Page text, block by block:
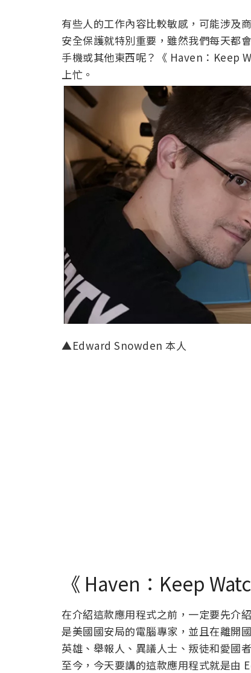
有些人的工作內容比較敏感，可能涉及
安全保護就特別重要，雖然我們每天都
手機或其他東西呢？《 Haven：Keep
上忙。
▲Edward Snowden 本人
《 Haven：Keep
在介紹這款應用程式之前，一定要先介
是美國國安局的電腦專家，並且在離開
英雄、舉報人、異議人士、叛徒和愛國
至今，今天要講的這款應用程式就是